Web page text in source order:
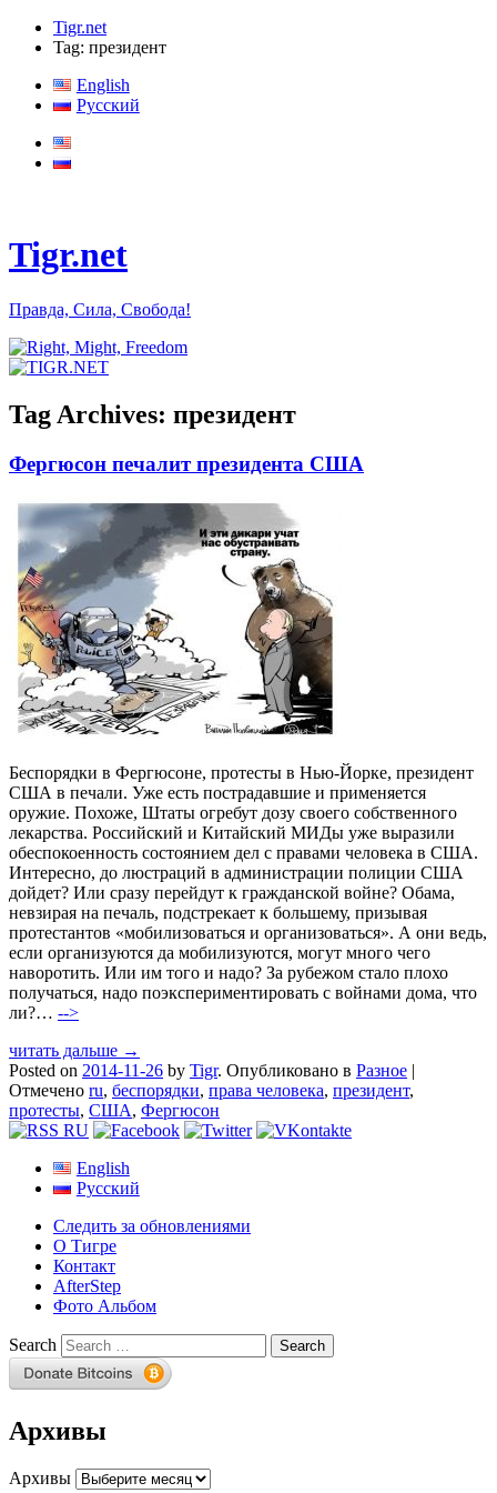
Tigr.net
Tag: президент
English
Русский
Tigr.net
Правда, Сила, Свобода!
Tag Archives: президент
Фергюсон печалит президента США
Беспорядки в Фергюсоне, протесты в Нью-Йорке, президент
США в печали. Уже есть пострадавшие и применяется
оружие. Похоже, Штаты огребут дозу своего собственного
лекарства. Российский и Китайский МИДы уже выразили
обеспокоенность состоянием дел с правами человека в США.
Интересно, до люстраций в администрации полиции США
дойдет? Или сразу перейдут к гражданской войне? Обама,
невзирая на печаль, подстрекает к большему, призывая
протестантов «мобилизоваться и организоваться». А они ведь,
если организуются да мобилизуются, могут много чего
наворотить. Или им того и надо? За рубежом стало плохо
получаться, надо поэкспериментировать с войнами дома, что
ли?… -->
читать дальше →
Posted on 2014-11-26 by Tigr. Опубликовано в Разное |
Отмечено ru, беспорядки, права человека, президент,
протесты, США, Фергюсон
English
Русский
Следить за обновлениями
О Тигре
Контакт
AfterStep
Фото Альбом
Search
Архивы
Архивы